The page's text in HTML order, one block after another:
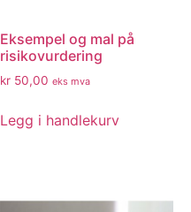
Eksempel og mal på
risikovurdering
kr 50,00 eks mva
Legg i handlekurv